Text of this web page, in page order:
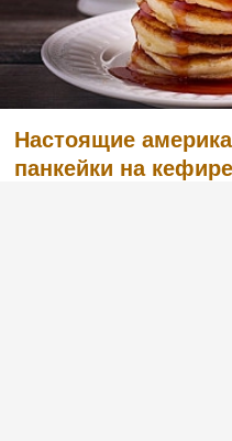
Настоящие
панкейки на